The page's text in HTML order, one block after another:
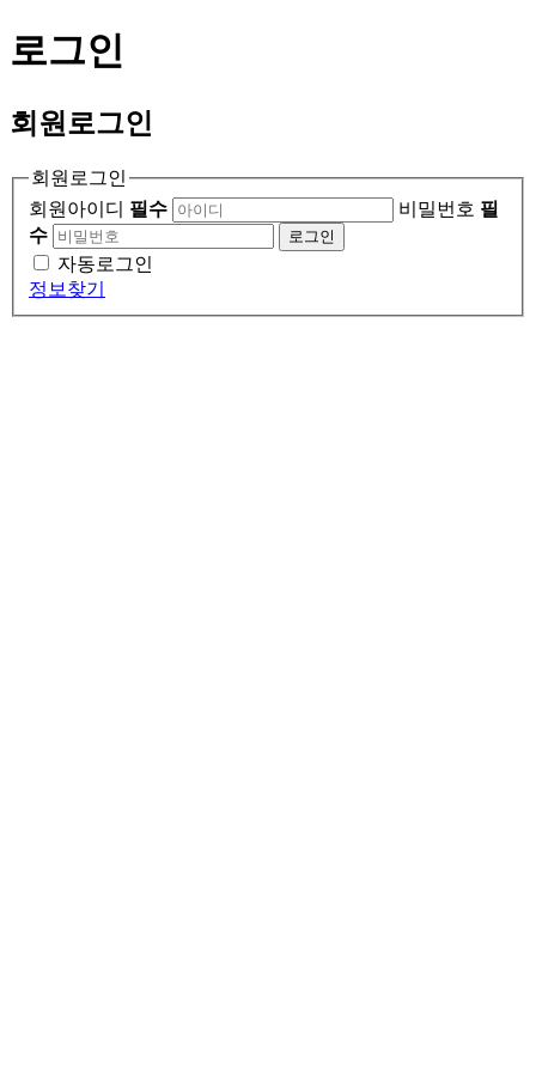
로그인
회원 로그인
회원로그인
회원아이디 필수 비밀번호 필
수
로그인
자동로그인
정보찾기